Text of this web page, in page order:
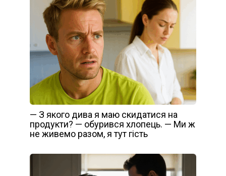
— З якого дива я маю скидатися на
продукти? — обурився хлопець. — Ми ж
не живемо разом, я тут гість